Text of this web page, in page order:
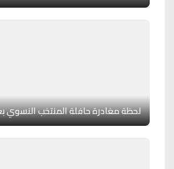
لحظة مغادرة حافلة المنتخب النسوي